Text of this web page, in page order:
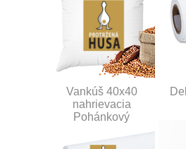
Vankúš 40x40
nahrievacia
Pohánkový